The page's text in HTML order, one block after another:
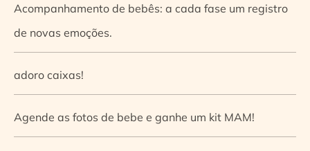
Acompanhamento de bebês: a cada fase um registro
de novas emoções.
adoro caixas!
Agende as fotos de bebe e ganhe um kit MAM!